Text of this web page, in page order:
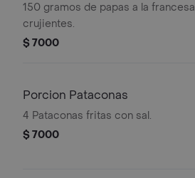
150 gramos de papas a la francesa
crujientes.
$ 7000
Porcion Pataconas
4 Pataconas fritas con sal.
$ 7000